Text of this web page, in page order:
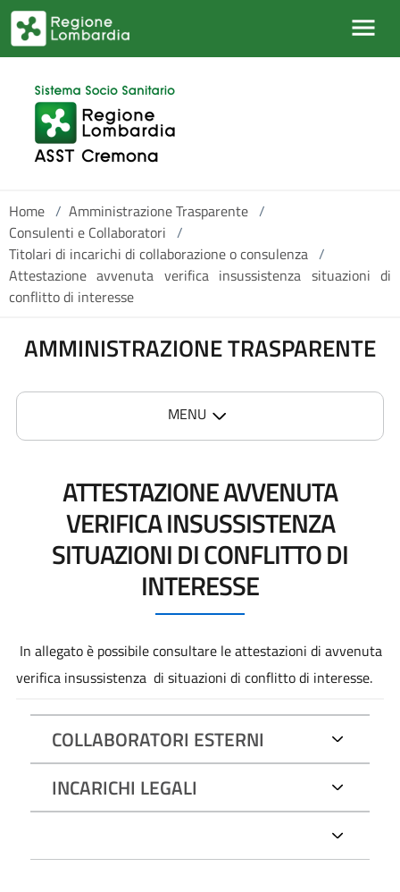
Salta al contenuto principale
Home / Amministrazione Trasparente /
Consulenti e Collaboratori /
Titolari di incarichi di collaborazione o consulenza /
Attestazione avvenuta verifica insussistenza situazioni di
conflitto di interesse
AMMINISTRAZIONE TRASPARENTE
MENU
ATTESTAZIONE AVVENUTA
VERIFICA INSUSSISTENZA
SITUAZIONI DI CONFLITTO DI
INTERESSE
In allegato è possibile consultare le attestazioni di avvenuta
verifica insussistenza di situazioni di conflitto di interesse.
COLLABORATORI ESTERNI
INCARICHI LEGALI